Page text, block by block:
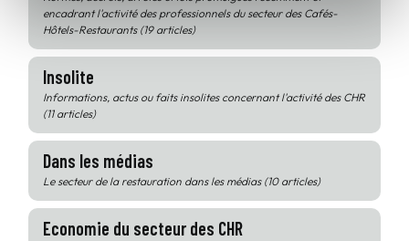
encadrant l'activité des professionnels du secteur des Cafés-
Hôtels-Restaurants (19 articles)
Insolite
Informations, actus ou faits insolites concernant l'activité des CHR
(11 articles)
Dans les médias
Le secteur de la restauration dans les médias (10 articles)
Economie du secteur des CHR